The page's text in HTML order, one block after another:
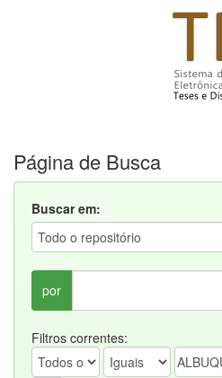
Página de Busca
Buscar em:
por
Filtros correntes: